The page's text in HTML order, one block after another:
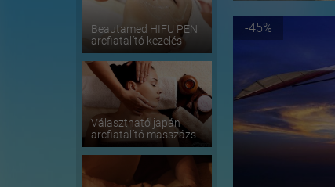
Beautamed HIFU PEN
arcfiatalító kezelés
Választható japán
arcfiatalító masszázs
-45%